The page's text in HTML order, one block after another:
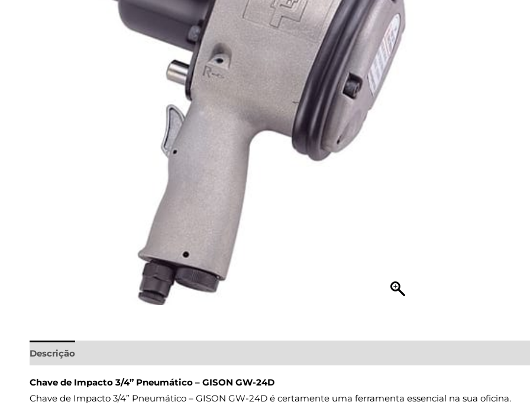
Descrição
Chave de Impacto 3/4” Pneumático – GISON GW-24D
Chave de Impacto 3/4” Pneumático – GISON GW-24D é certamente uma ferramenta essencial na sua oficina.